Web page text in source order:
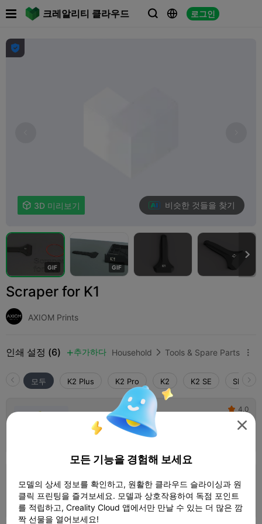
크레알리티 클라우드   로그인

 3D 미리보기 비슷한 것들을 찾기
GIF GIF

Scraper for K1
AXIOM Prints
인쇄 설정 (6)  추가하다 Household  Tools & Spare Parts 
모두 K2 Plus K2 Pro K2 K2 SE
0.2mm layer, 4 walls, 30% infill
 30m 42s  1 플레이트
 4.0
0.2mm layer, 2 walls, 15% infill
 14m 37s  1 플레이트  10.06g

모든 기능을 경험해 보세요
모델의 상세 정보를 확인하고, 원활한 클라우드 슬라이싱과 원
클릭 프린팅을 즐겨보세요. 모델과 상호작용하여 독점 포인트
를 적립하고, Creality Cloud 앱에서만 만날 수 있는 더 많은 깜
짝 선물을 열어보세요!